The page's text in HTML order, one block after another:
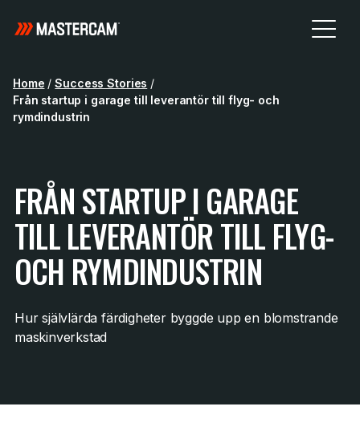
Home / Success Stories /
Från startup i garage till leverantör till flyg- och
rymdindustrin
FRÅN STARTUP I GARAGE
TILL LEVERANTÖR TILL FLYG-
OCH RYMDINDUSTRIN
Hur självlärda färdigheter byggde upp en blomstrande
maskinverkstad